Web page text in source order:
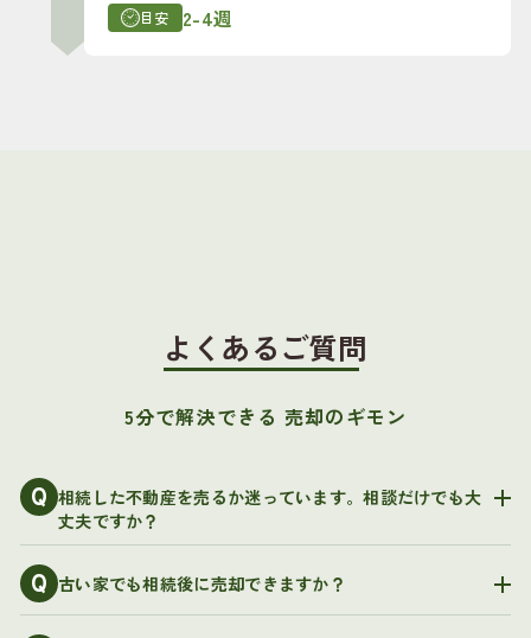
目安 2-4週
よくあるご質問
5分で解決できる 売却のギモン
Q 相続した不動産を売るか迷っています。相談だけでも大
丈夫ですか？
Q 古い家でも相続後に売却できますか？